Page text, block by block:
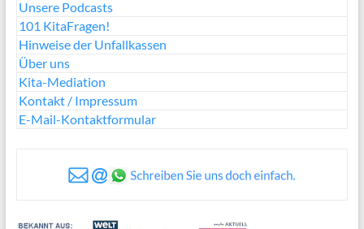
Unsere Podcasts
101 KitaFragen!
Hinweise der Unfallkassen
Über uns
Kita-Mediation
Kontakt / Impressum
E-Mail-Kontaktformular